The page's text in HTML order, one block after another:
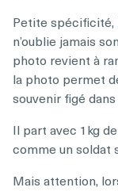
Petite spécificité,
n’oublie jamais
photo revient à
la photo permet
souvenir figé
Il part avec 1kg
comme un soldat
Mais attention,